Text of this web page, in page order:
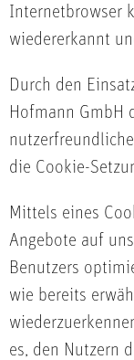
Internetbrowser
wiedererkannt
Durch den
Hofmann GmbH
die Cookie-
Mittels eines
Angebote auf
Benutzers
wie bereits
es, den Nutzern